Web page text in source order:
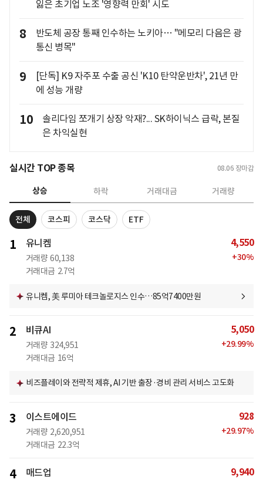
잃은 초기업 노조 '영향력 만회' 시도
8
반도체 공장 통째 인수하는 노키아… "메모리 다음은 광
통신 병목"
9
[단독] K9 자주포 수출 공신 'K10 탄약운반차', 21년 만
에 성능 개량
10
솔리다임 쪼개기 상장 악재?... SK하이닉스 급락, 본질
은 차익실현
실시간 TOP 종목 08.06 장마감
상승 하락 거래대금 거래량
전체 코스피 코스닥 ETF
1 유니켐
거래량 60,138
거래대금 2.7억
4,550
+30%
유니켐, 美 루미아 테크놀로지스 인수…85억7400만원
2 비큐AI
거래량 324,951
거래대금 16억
5,050
+29.99%
비즈플레이와 전략적 제휴, AI 기반 출장·경비 관리 서비스 고도화
3 이스트에이드
거래량 2,620,951
거래대금 22.3억
928
+29.97%
4 매드업 9,940